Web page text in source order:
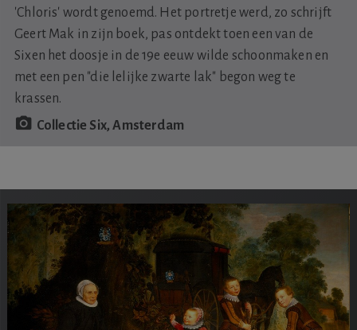
'Chloris' wordt genoemd. Het portretje werd, zo schrijft
Geert Mak in zijn boek, pas ontdekt toen een van de
Sixen het doosje in de 19e eeuw wilde schoonmaken en
met een pen "die lelijke zwarte lak" begon weg te
krassen.
Collectie Six, Amsterdam